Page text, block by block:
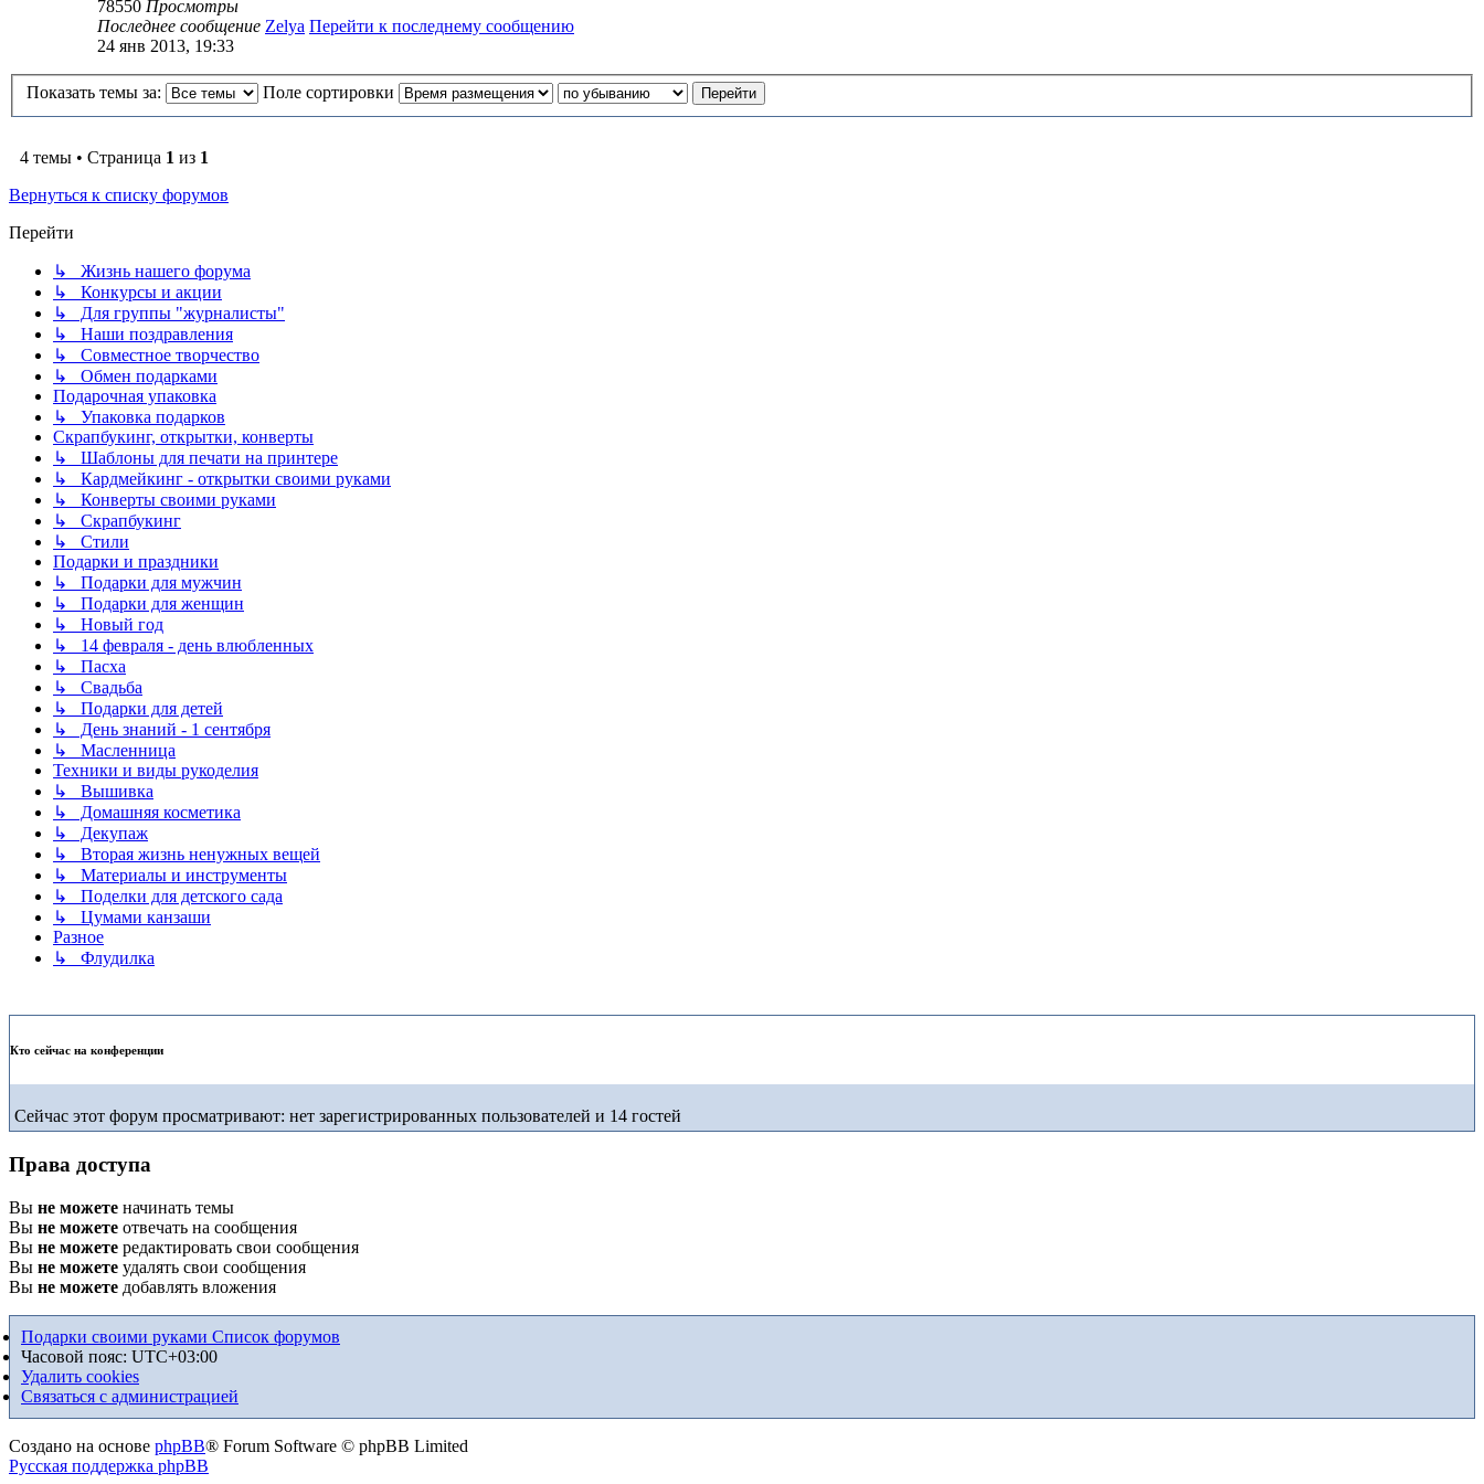
78550 Просмотры
Последнее сообщение Zelya Перейти к последнему сообщению
24 янв 2013, 19:33
Показать темы за: Поле сортировки
4 темы • Страница 1 из 1
Вернуться к списку форумов
Перейти
↳ Жизнь нашего форума
↳ Конкурсы и акции
↳ Для группы "журналисты"
↳ Наши поздравления
↳ Совместное творчество
↳ Обмен подарками
Подарочная упаковка
↳ Упаковка подарков
Скрапбукинг, открытки, конверты
↳ Шаблоны для печати на принтере
↳ Кардмейкинг - открытки своими руками
↳ Конверты своими руками
↳ Скрапбукинг
↳ Стили
Подарки и праздники
↳ Подарки для мужчин
↳ Подарки для женщин
↳ Новый год
↳ 14 февраля - день влюбленных
↳ Пасха
↳ Свадьба
↳ Подарки для детей
↳ День знаний - 1 сентября
↳ Масленница
Техники и виды рукоделия
↳ Вышивка
↳ Домашняя косметика
↳ Декупаж
↳ Вторая жизнь ненужных вещей
↳ Материалы и инструменты
↳ Поделки для детского сада
↳ Цумами канзаши
Разное
↳ Флудилка
Кто сейчас на конференции
Сейчас этот форум просматривают: нет зарегистрированных пользователей и 14 гостей
Права доступа
Вы не можете начинать темы
Вы не можете отвечать на сообщения
Вы не можете редактировать свои сообщения
Вы не можете удалять свои сообщения
Вы не можете добавлять вложения
Подарки своими руками Список форумов
Часовой пояс: UTC+03:00
Удалить cookies
Связаться с администрацией
Создано на основе phpBB® Forum Software © phpBB Limited
Русская поддержка phpBB